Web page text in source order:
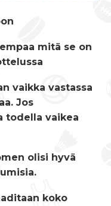
mitä se on
vaikka vastassa
Jos
todella vaikea
olisi hyvä
koko